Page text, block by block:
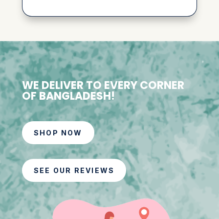
WE DELIVER TO EVERY CORNER
OF BANGLADESH!
SHOP NOW
SEE OUR REVIEWS